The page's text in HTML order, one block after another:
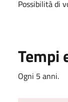
Possibilità di
Tempi
Ogni 5 anni.